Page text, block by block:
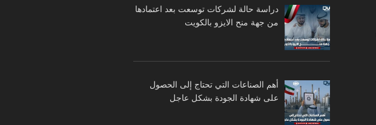
دراسة حالة لشركات توسعت بعد اعتمادها
من جهة منح الايزو بالكويت
أهم الصناعات التي تحتاج إلى الحصول
على شهادة الجودة بشكل عاجل